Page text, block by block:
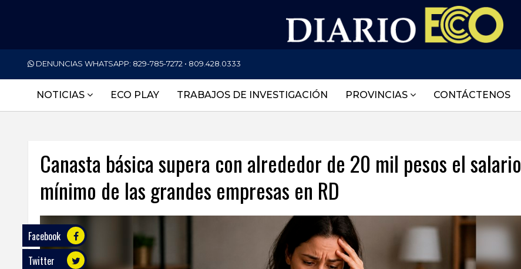
DENUNCIAS WHATSAPP: 829-785-7272 • 809.428.0333
NOTICIAS ECO PLAY TRABAJOS DE INVESTIGACIÓN PROVINCIAS CONTÁCTENOS
NACIONALES
ECONOMÍA
DEPORTES
SALUD
TECNOLOGÍA
Canasta básica supera con alrededor de 20 mil pesos el salario
mínimo de las grandes empresas en RD
Facebook
Twitter